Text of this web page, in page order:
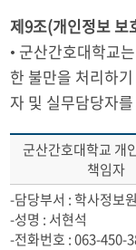
제9조(개인정보 보
• 군산간호대학교
한 불만을 처리하
자 및 실무담당자
군산간호대학교 개
책임자
-담당부서 : 학사정보원
-성명 : 서현석
-전화번호 : 063-450-